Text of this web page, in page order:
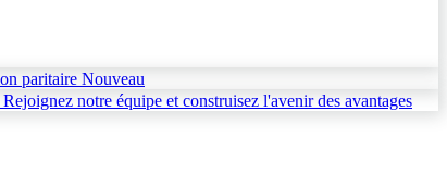
paritaire Nouveau
Rejoignez notre équipe et construisez l'avenir des avantages